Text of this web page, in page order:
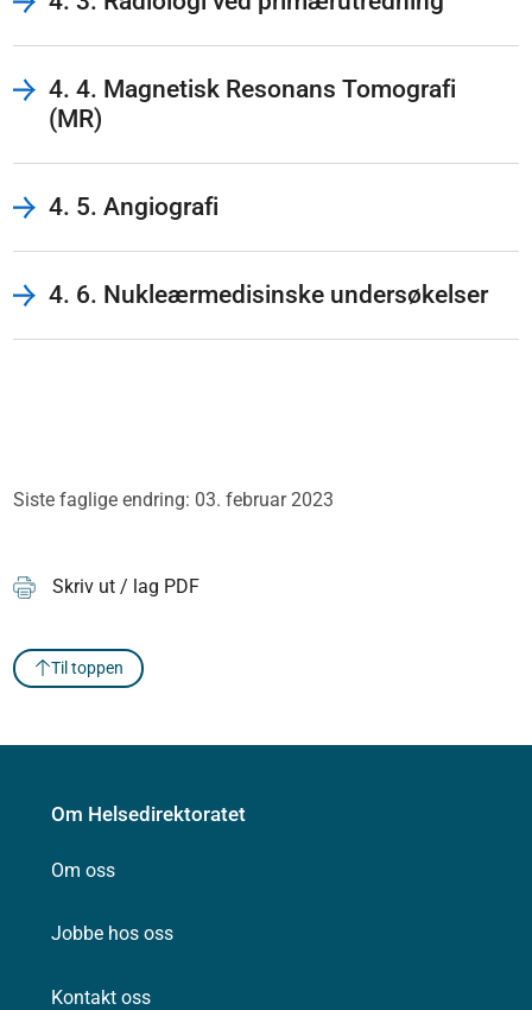
4. 4. Magnetisk Resonans Tomografi
(MR)
4. 5. Angiografi
4. 6. Nukleærmedisinske undersøkelser
Siste faglige endring: 03. februar 2023
Skriv ut / lag PDF
Til toppen
Om Helsedirektoratet
Om oss
Jobbe hos oss
Kontakt oss